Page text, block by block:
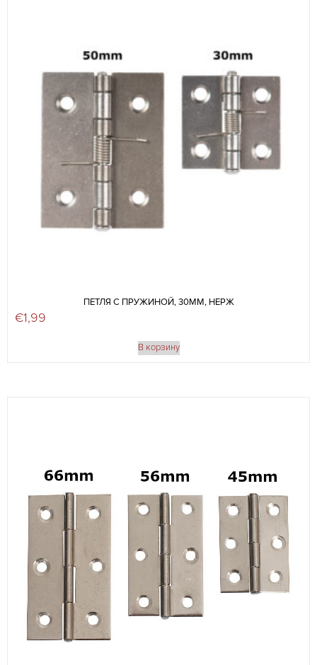
ПЕТЛЯ С ПРУЖИНОЙ, 30ММ, НЕРЖ
€1,99
В корзину